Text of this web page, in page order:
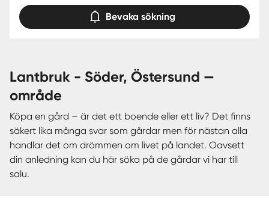
Bevaka sökning
lantbruk - Söder, Östersund —
område
Köpa en gård – är det ett boende eller ett liv? Det finns
säkert lika många svar som gårdar men för nästan alla
handlar det om drömmen om livet på landet. Oavsett
din anledning kan du här söka på de gårdar vi har till
salu.